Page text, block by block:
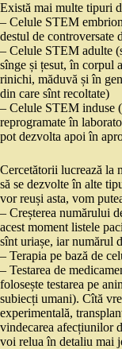
Există mai multe tipuri
– Celule STEM
destul de controversate
– Celule STEM adulte
sînge și țesut, în corpul
rinichi, măduvă și în
din care sînt recoltate)
– Celule STEM induse
reprogramate în
pot dezvolta apoi în
Cercetătorii lucrează la
să se dezvolte în alte
vor reuși asta, vom
– Creșterea numărului
acest moment listele
sînt uriașe, iar numărul
– Terapia pe bază de
– Testarea de
folosește testarea pe
subiecți umani). Cîtă
experimentală,
vindecarea afecțiunilor
voi relua în detaliu mai